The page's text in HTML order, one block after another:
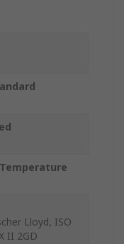
Lloyd, ISO
II 2GD